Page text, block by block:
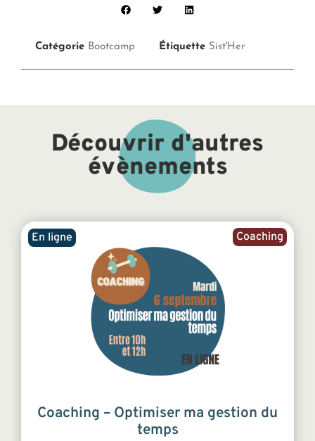
Catégorie Bootcamp Étiquette Sist'Her
Découvrir d'autres
évènements
Coaching
En ligne
Coaching – Optimiser ma gestion du
temps